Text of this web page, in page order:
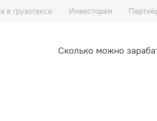
в грузотакси Инвесторам
Сколько можно